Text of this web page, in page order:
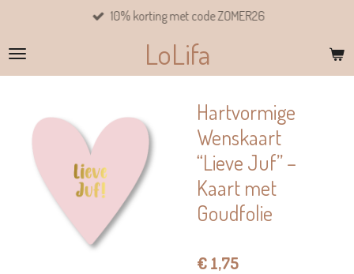
naar
de
LoLifa
10% korting met code ZOMER26
Hartvormige
Wenskaart
“Lieve Juf” –
Kaart met
Goudfolie
€ 1,75